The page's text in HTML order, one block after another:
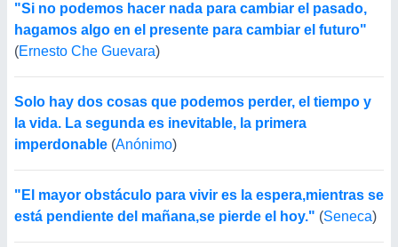
"Si no podemos hacer nada para cambiar el pasado,
hagamos algo en el presente para cambiar el futuro"
(Ernesto Che Guevara)
Solo hay dos cosas que podemos perder, el tiempo y
la vida. La segunda es inevitable, la primera
imperdonable (Anónimo)
"El mayor obstáculo para vivir es la espera,mientras se
está pendiente del mañana,se pierde el hoy." (Seneca)